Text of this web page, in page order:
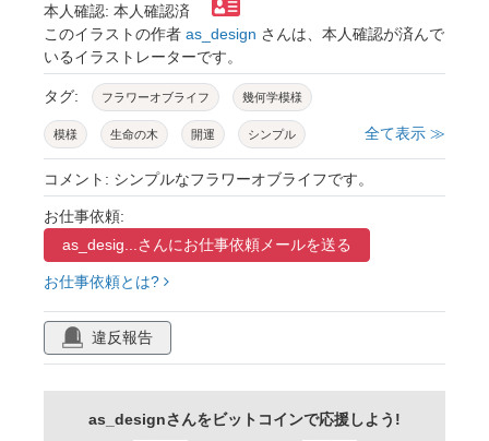
本人確認: 本人確認済
このイラストの作者 as_design さんは、本人確認が済んで
いるイラストレーターです。
タグ: フラワーオブライフ 幾何学模様
模様 生命の木 開運 シンプル 全て表示 ≫
コメント: シンプルなフラワーオブライフです。
お仕事依頼:
as_desig...さんにお仕事依頼メールを送る
お仕事依頼とは?
違反報告
as_designさんをビットコインで応援しよう!